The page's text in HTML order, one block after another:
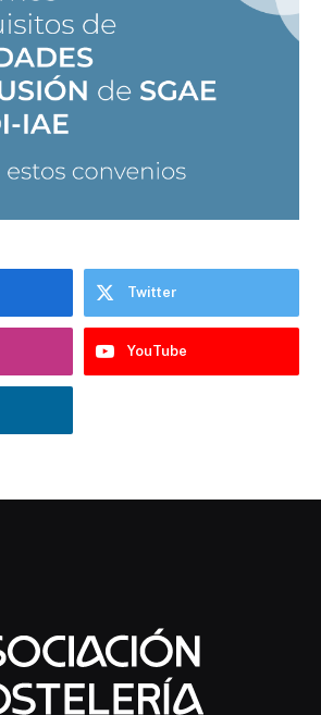
Twitter
YouTube
Chatbot Hostelería Navarra
En línea